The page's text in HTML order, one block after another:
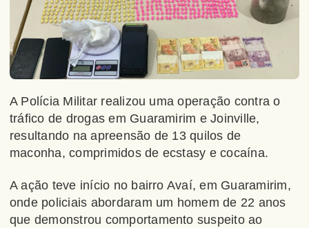
A Polícia Militar realizou uma operação contra o
tráfico de drogas em Guaramirim e Joinville,
resultando na apreensão de 13 quilos de
maconha, comprimidos de ecstasy e cocaína.
A ação teve início no bairro Avaí, em Guaramirim,
onde policiais abordaram um homem de 22 anos
que demonstrou comportamento suspeito ao